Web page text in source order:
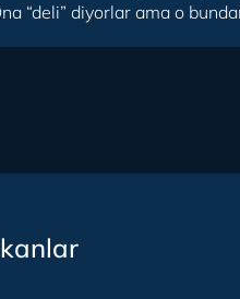
“deli” diyorlar ama o